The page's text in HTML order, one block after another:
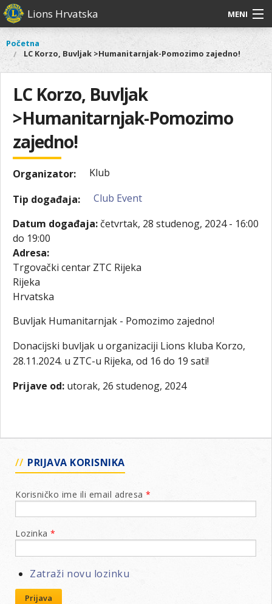
Skoči
na
sadržaj
Lions Hrvatska MENI
O nama
Lions Distrikt 126
Naši projekti
Aktivnosti
Glavni
izbornik
O
nama
Lions
Distrikt
126
Naši
Aktivnosti
Vi
ste
ovdje
Početna
LC Korzo, Buvljak >Humanitarnjak-Pomozimo zajedno!
LC Korzo, Buvljak
>Humanitarnjak-Pomozimo
zajedno!
Organizator: Klub
Tip događaja:
Club Event
Datum događaja: četvrtak, 28 studenog, 2024 - 16:00
do 19:00
Adresa:
Trgovački centar ZTC Rijeka
Rijeka
Hrvatska
Buvljak Humanitarnjak - Pomozimo zajedno!
Donacijski buvljak u organizaciji Lions kluba Korzo,
28.11.2024. u ZTC-u Rijeka, od 16 do 19 sati!
Prijave od: utorak, 26 studenog, 2024
PRIJAVA KORISNIKA
Korisničko ime ili email adresa *
Lozinka *
Zatraži novu lozinku
Prijava